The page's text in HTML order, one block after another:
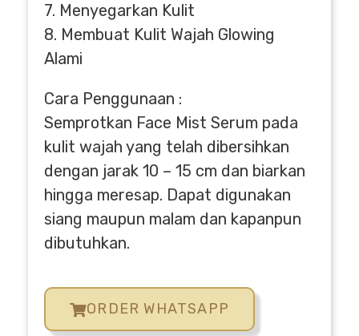
7. Menyegarkan Kulit
8. Membuat Kulit Wajah Glowing
Alami
Cara Penggunaan :
Semprotkan Face Mist Serum pada
kulit wajah yang telah dibersihkan
dengan jarak 10 – 15 cm dan biarkan
hingga meresap. Dapat digunakan
siang maupun malam dan kapanpun
dibutuhkan.
ORDER WHATSAPP